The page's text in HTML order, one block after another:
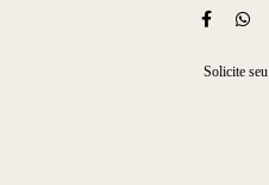
Solicite